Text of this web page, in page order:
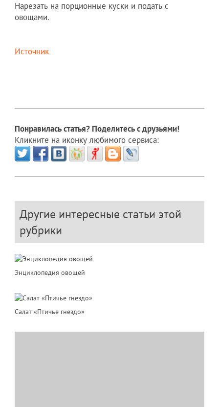
Нарезать на порционные куски и подать с
овощами.
Источник
Понравилась статья? Поделитесь с друзьями!
Кликните на иконку любимого сервиса:
Другие интересные статьи этой
рубрики
Энциклопедия овощей
Салат «Птичье гнездо»